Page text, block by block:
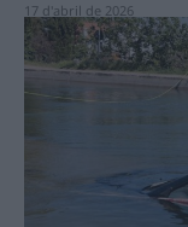
17 d'abril de 2026